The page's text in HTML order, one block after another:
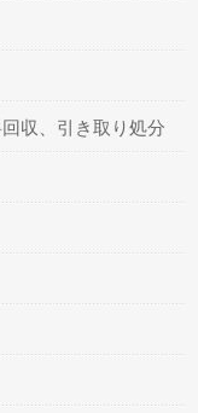
収、引き取り処分